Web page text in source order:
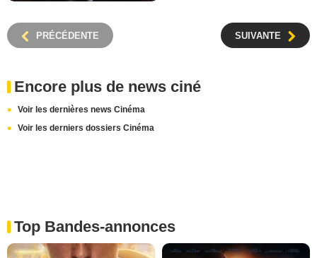
PRÉCÉDENTE SUIVANTE
Encore plus de news ciné
Voir les dernières news Cinéma
Voir les derniers dossiers Cinéma
Top Bandes-annonces